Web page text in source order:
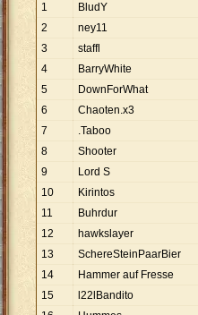
1
BludY
2
ney11
3
staffl
4
BarryWhite
5
DownForWhat
6
Chaoten.x3
7
.Taboo
8
Shooter
9
Lord S
10
Kirintos
11
Buhrdur
12
hawkslayer
13
SchereSteinPaarBier
14
Hammer auf Fresse
15
l22lBandito